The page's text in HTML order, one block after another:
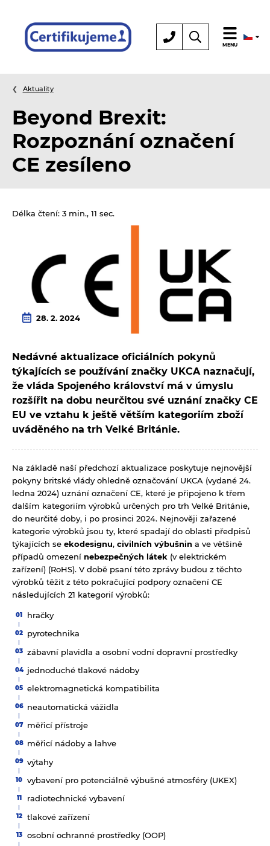
Certifikace MENU
Aktuality
Beyond Brexit:
Rozpoznání označení
CE zesíleno
Délka čtení: 3 min., 11 sec.
28. 2. 2024
Nedávné aktualizace oficiálních pokynů
týkajících se používání značky UKCA naznačují,
že vláda Spojeného království má v úmyslu
rozšířit na dobu neurčitou své uznání značky CE
EU ve vztahu k ještě větším kategoriím zboží
uváděného na trh Velké Británie.
Na základě naší předchozí aktualizace poskytuje nejnovější
pokyny britské vlády ohledně označování UKCA (vydané 24.
ledna 2024) uznání označení CE, které je připojeno k třem
dalším kategoriím výrobků určených pro trh Velké Británie,
do neurčité doby, i po prosinci 2024. Nejnověji zařazené
kategorie výrobků jsou ty, které spadají do oblasti předpisů
týkajících se ekodesignu, civilních výbušnin a ve většině
případů omezení nebezpečných látek (v elektrickém
zařízení) (RoHS). V době psaní této zprávy budou z těchto
výrobků těžit z této pokračující podpory označení CE
následujících 21 kategorií výrobků:
hračky
pyrotechnika
zábavní plavidla a osobní vodní dopravní prostředky
jednoduché tlakové nádoby
elektromagnetická kompatibilita
neautomatická vážidla
měřicí přístroje
měřicí nádoby a lahve
výtahy
vybavení pro potenciálně výbušné atmosféry (UKEX)
radiotechnické vybavení
tlakové zařízení
osobní ochranné prostředky (OOP)